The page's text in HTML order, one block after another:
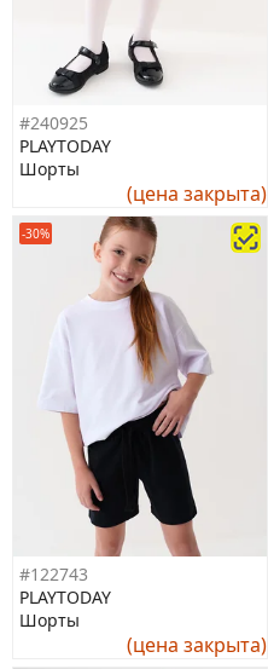
#240925
PLAYTODAY
Шорты
(цена закрыта)
-30%
#122743
PLAYTODAY
Шорты
(цена закрыта)